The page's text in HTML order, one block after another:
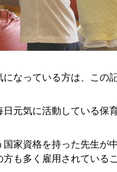
なっている方は、この
元気に活動している保
家資格を持った先生が
も多く雇用されている